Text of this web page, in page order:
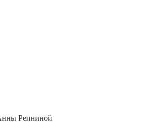
Репниной